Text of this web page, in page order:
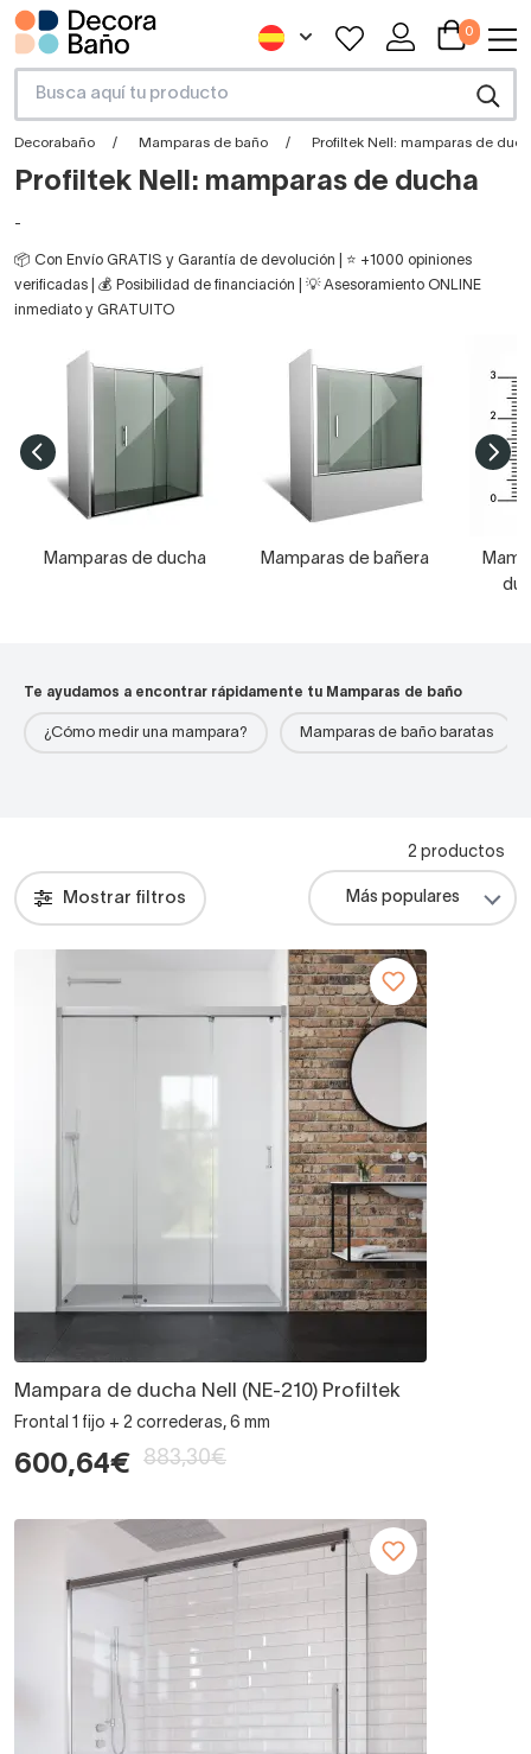
0
Decorabaño Mamparas de baño Profiltek Nell: mamparas de
Profiltek Nell: mamparas de ducha
-
📦 Con Envío GRATIS y Garantía de devolución | ⭐ +1000 opiniones
verificadas | 💰 Posibilidad de financiación | 💡 Asesoramiento ONLINE
inmediato y GRATUITO
Mamparas de ducha Mamparas de bañera
Te ayudamos a encontrar rápidamente tu Mamparas de baño
¿Cómo medir una mampara? Mamparas de baño baratas
Mostrar filtros
2 productos
Mampara de ducha Nell (NE-210) Profiltek
Frontal 1 fijo + 2 correderas, 6 mm
600,64€ 883,30€